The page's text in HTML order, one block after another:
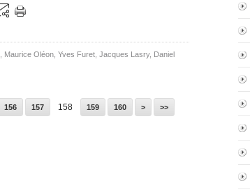
Maurice Oléon Yves Furet Jacques Lasry, Daniel
156 157 158 159 160 170
180
190
200
> >>